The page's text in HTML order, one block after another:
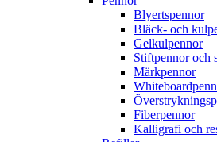
Blyertspennor
Bläck- och
Gelkulpennor
Stiftpennor och
Märkpennor
Fiberpennor
Kalligrafi och